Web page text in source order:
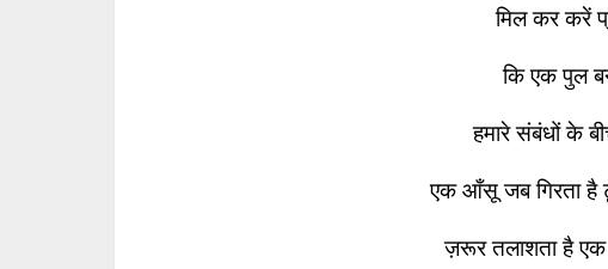
मिल कर करें
कि एक पुल
हमारे संबंधों के
एक आँसू जब गिरता
ज़रूर तलाशता है